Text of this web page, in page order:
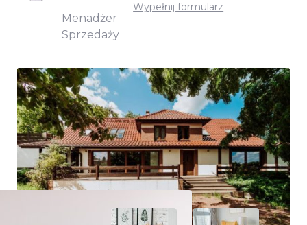
Menadżer
Sprzedaży
Wypełnij formularz